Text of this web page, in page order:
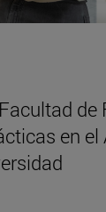
de
en el